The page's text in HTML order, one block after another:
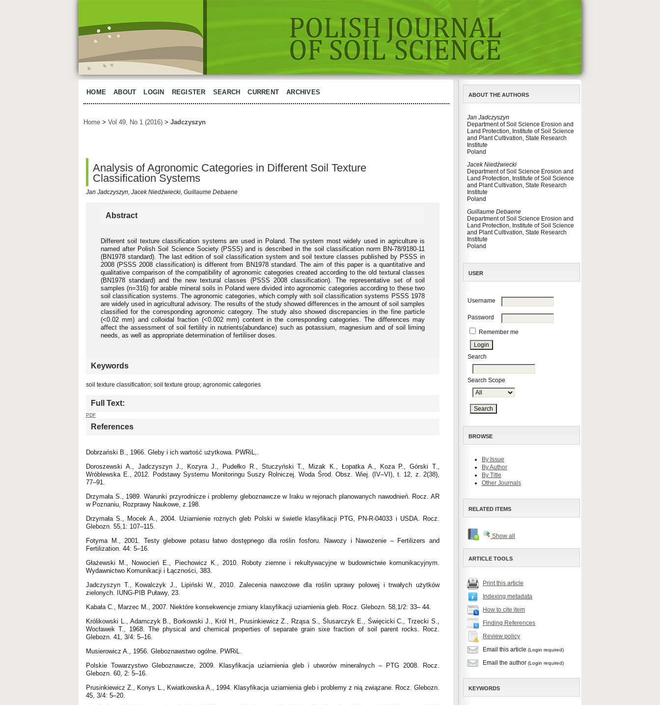
ABOUT THE AUTHORS
Jan Jadczyszyn
Department of Soil Science Erosion and
Land Protection, Institute of Soil Science
and Plant Cultivation, State Research
Institute
Poland
Jacek Niedźwiecki
Department of Soil Science Erosion and
Land Protection, Institute of Soil Science
and Plant Cultivation, State Research
Institute
Poland
Guillaume Debaene
Department of Soil Science Erosion and
Land Protection, Institute of Soil Science
and Plant Cultivation, State Research
Institute
Poland
USER
Username
Password
Remember me
Search
Search Scope
BROWSE
By Issue
By Author
By Title
Other Journals
RELATED ITEMS
Show all
ARTICLE TOOLS
Print this article
Indexing metadata
How to cite item
Finding References
Review policy
Email this article (Login required)
Email the author (Login required)
KEYWORDS
HOME ABOUT LOGIN REGISTER SEARCH CURRENT ARCHIVES
Home > Vol 49, No 1 (2016) > Jadczyszyn
Analysis of Agronomic Categories in Different Soil Texture
Classification Systems
Jan Jadczyszyn, Jacek Niedźwiecki, Guillaume Debaene
Abstract
Different soil texture classification systems are used in Poland. The system most widely used in agriculture is
named after Polish Soil Science Society (PSSS) and is described in the soil classification norm BN-78/9180-11
(BN1978 standard). The last edition of soil classification system and soil texture classes published by PSSS in
2008 (PSSS 2008 classification) is different from BN1978 standard. The aim of this paper is a quantitative and
qualitative comparison of the compatibility of agronomic categories created according to the old textural classes
(BN1978 standard) and the new textural classes (PSSS 2008 classification). The representative set of soil
samples (n=316) for arable mineral soils in Poland were divided into agronomic categories according to these two
soil classification systems. The agronomic categories, which comply with soil classification systems PSSS 1978
are widely used in agricultural advisory. The results of the study showed differences in the amount of soil samples
classified for the corresponding agronomic category. The study also showed discrepancies in the fine particle
(<0.02 mm) and colloidal fraction (<0.002 mm) content in the corresponding categories. The differences may
affect the assessment of soil fertility in nutrients(abundance) such as potassium, magnesium and of soil liming
needs, as well as appropriate determination of fertiliser doses.
Keywords
soil texture classification; soil texture group; agronomic categories
Full Text:
PDF
References
Dobrzański B., 1966. Gleby i ich wartość użytkowa. PWRiL,.
Doroszewski A., Jadczyszyn J., Kozyra J., Pudełko R., Stuczyński T., Mizak K., Łopatka A., Koza P., Górski T.,
Wróblewska E., 2012. Podstawy Systemu Monitoringu Suszy Rolniczej. Woda Środ. Obsz. Wiej. (IV–VI), t. 12, z. 2(38),
77–91.
Drzymała S., 1989. Warunki przyrodnicze i problemy gleboznawcze w Iraku w rejonach planowanych nawodnień. Rocz. AR
w Poznaniu, Rozprawy Naukowe, z.198.
Drzymała S., Mocek A., 2004. Uziarnienie rożnych gleb Polski w świetle klasyfikacji PTG, PN-R-04033 i USDA. Rocz.
Glebozn. 55,1: 107–115.
Fotyma M., 2001. Testy glebowe potasu łatwo dostępnego dla roślin fosforu. Nawozy i Nawożenie – Fertilizers and
Fertilization. 44: 5–16.
Głażewski M., Nowocień E., Piechowicz K., 2010. Roboty ziemne i rekultywacyjne w budownictwie komunikacyjnym.
Wydawnictwo Komunikacji i Łączności, 383.
Jadczyszyn T., Kowalczyk J., Lipiński W., 2010. Zalecenia nawozowe dla roślin uprawy polowej i trwałych użytków
zielonych. IUNG-PIB Puławy, 23.
Kabała C., Marzec M., 2007. Niektóre konsekwencje zmiany klasyfikacji uziarnienia gleb. Rocz. Glebozn. 58,1/2: 33– 44.
Królikowski L., Adamczyk B., Borkowski J., Król H., Prusinkiewicz Z., Rząsa S., Ślusarczyk E., Święcicki C., Trzecki S.,
Wocławek T., 1968. The physical and chemical properties of separate grain sixe fraction of soil parent rocks. Rocz.
Glebozn. 41, 3/4: 5–16.
Musierowicz A., 1956. Gleboznawstwo ogólne. PWRiL.
Polskie Towarzystwo Gleboznawcze, 2009. Klasyfikacja uziarnienia gleb i utworów mineralnych – PTG 2008. Rocz.
Glebozn. 60, 2: 5–16.
Prusinkiewicz Z., Konys L., Kwiatkowska A., 1994. Klasyfikacja uziarnienia gleb i problemy z nią związane. Rocz. Glebozn.
45, 3/4: 5–20.